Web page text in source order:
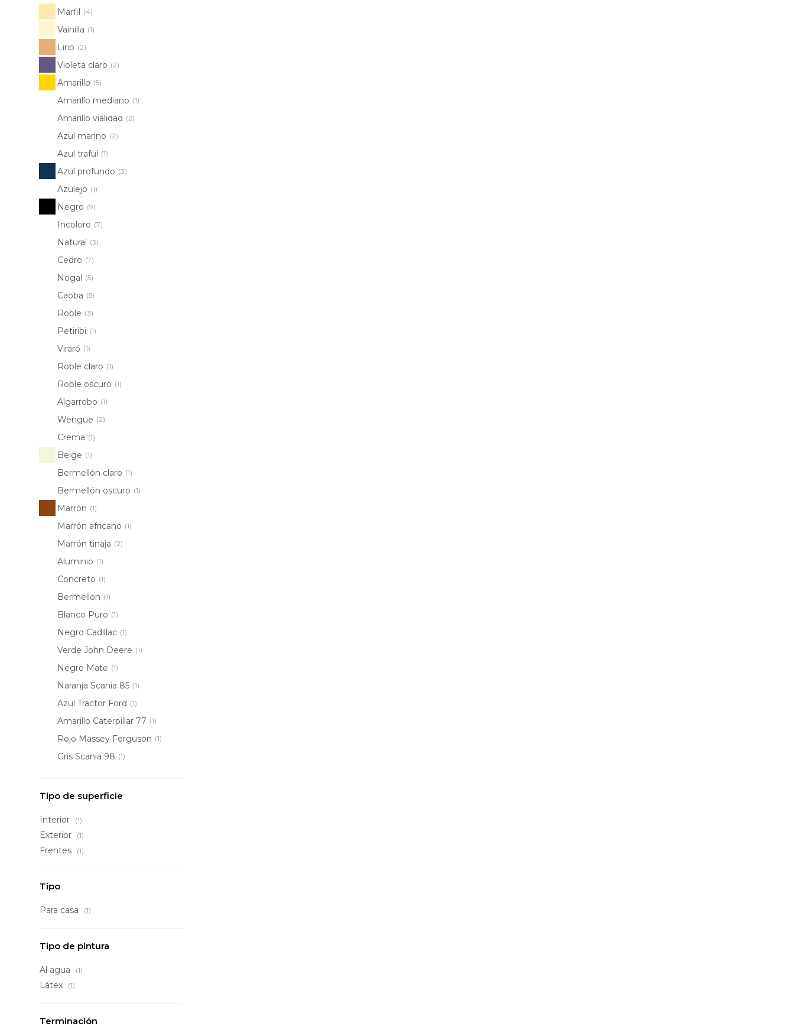
Marfil (4)
Vainilla (1)
Lirio (2)
Violeta claro (2)
Amarillo (5)
Amarillo mediano (1)
Amarillo vialidad (2)
Azul marino (2)
Azul traful (1)
Azul profundo (3)
Azulejo (1)
Negro (9)
Incoloro (7)
Natural (3)
Cedro (7)
Nogal (5)
Caoba (5)
Roble (3)
Petiribi (1)
Viraró (1)
Roble claro (1)
Roble oscuro (1)
Algarrobo (1)
Wengue (2)
Crema (1)
Beige (1)
Bermellón claro (1)
Bermellón oscuro (1)
Marrón (1)
Marrón africano (1)
Marrón tinaja (2)
Aluminio (1)
Concreto (1)
Bermellon (1)
Blanco Puro (1)
Negro Cadillac (1)
Verde John Deere (1)
Negro Mate (1)
Naranja Scania 85 (1)
Azul Tractor Ford (1)
Amarillo Caterpillar 77 (1)
Rojo Massey Ferguson (1)
Gris Scania 98 (1)
Tipo de superficie
Interior (1)
Exterior (1)
Frentes (1)
Tipo
Para casa (1)
Tipo de pintura
Al agua (1)
Látex (1)
Terminación